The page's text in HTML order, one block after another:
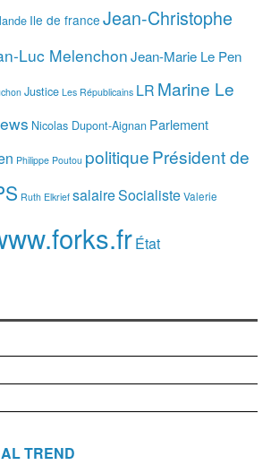
Ile de france Jean-Christophe
Luc MelenchonJean-Marie Le Pen
Justice Les Républicains LR Marine Le
Nicolas Dupont-Aignan Parlement
Philippe Poutou politiquePrésident de
Ruth Elkrief salaireSocialisteValerie
État
TREND